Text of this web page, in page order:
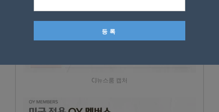
CJ뉴스룸 캡처